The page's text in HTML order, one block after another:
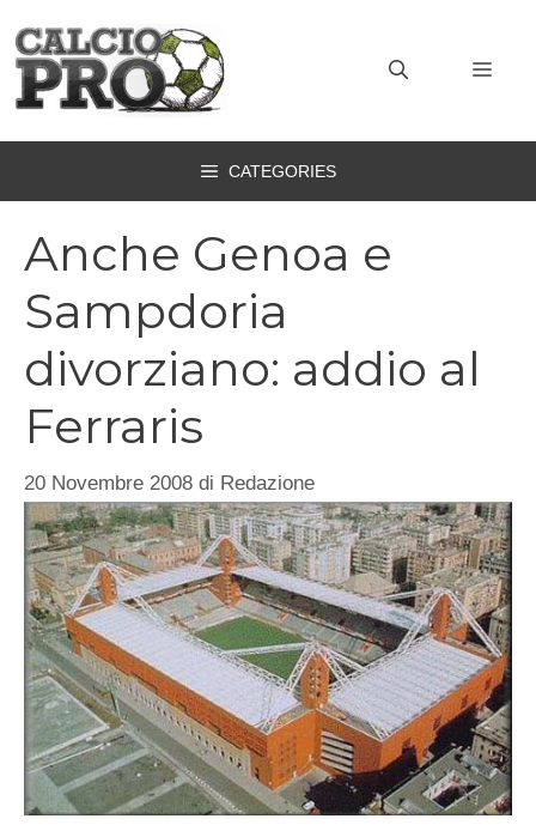
contenuto
CATEGORIES
Anche Genoa e
Sampdoria
divorziano: addio al
Ferraris
20 Novembre 2008 di Redazione